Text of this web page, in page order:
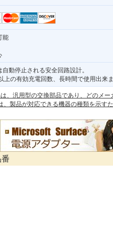
能
動停止される安全回路設計。
の有効充電回数、長時間で使用出来ま
、汎用型の交換部品であり、どのメー
製品が対応できる機器の種類を示すた